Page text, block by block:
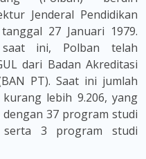
Jenderal Pendidikan
27 Januari 1979.
saat ini, Polban telah
dari Badan Akreditasi
PT). Saat ini jumlah
lebih 9.206, yang
37 program studi
serta 3 program studi